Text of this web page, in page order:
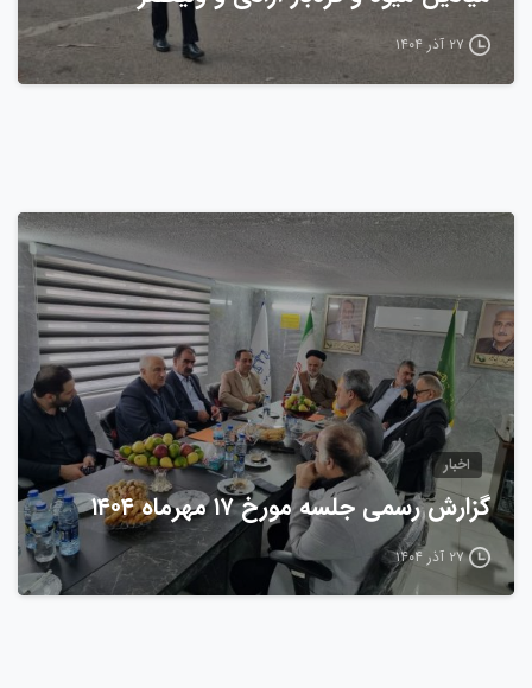
۲۷ آذر ۱۴۰۴
0
اخبار
گزارش رسمی جلسه مورخ ۱۷ مهرماه ۱۴۰۴
۲۷ آذر ۱۴۰۴